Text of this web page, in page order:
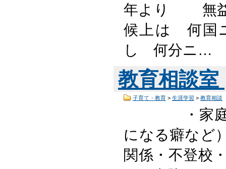
年より 無
候上は 何国
し 何分ニ…
教育相談室
子育て・教育> 生涯学習 > 教育相談
・家庭
になる癖
関係・不登